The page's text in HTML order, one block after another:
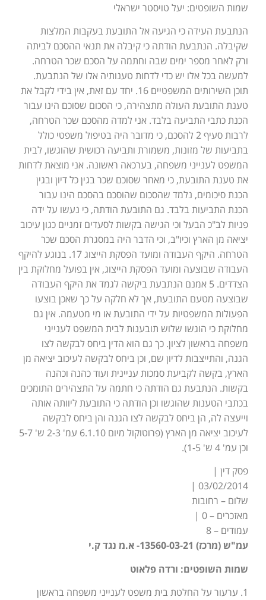
שמות השופטים: יעל טויסטר ישראלי
הנתבעת העידה כי הגיעה אל התובעת בעקבות המלצות
שקיבלה. הנתבעת הודתה כי קיבלה את תנאי ההסכם לביתה
ורק לאחר מספר ימים שבה וחתמה על הסכם שכר הטרחה.
למעשה בכל אלו יש כדי לדחות טענותיה אלו של הנתבעת.
תוכן השירותים המשפטיים 16. יחד עם זאת, אין בידי לקבל את
טענת התובעת העולה מתצהירה, כי הסכום שסוכם הינו עבור
הכנת כתבי התביעה בלבד. אני למדה מהסכם שכר הטרחה,
לרבות סעיף 2 להסכם, כי מדובר היה בטיפול משפטי כולל
בתביעות של מזונות, משמורת ותביעה רכושית שהוגשו, לבית
המשפט לענייני משפחה, בערכאה ראשונה. אני מוצאת לדחות
את טענת התובעת, כי מאחר שסוכם שכר בגין כל דיון ובגין
הכנת סיכומים, נלמד שהסכום שהוסכם בהסכם הינו עבור
הכנת התביעות בלבד. גם התובעת הודתה, כי נעשו על ידה
פניות לב"כ הבעל וכי הגישה בקשות לסעדים זמניים כגון עיכוב
יציאה מן הארץ וכיו"ב, וכי הדבר היה במסגרת הסכם שכר
הטרחה. היקף העבודה ומועד הפסקת הייצוג 17. בנוגע להיקף
העבודה שבוצעה ומועד הפסקת הייצוג, אין בפועל מחלוקת בין
הצדדים. 5 אמנם הנתבעת ביקשה לגמד את היקף העבודה
שבוצעה מטעם התובעת, אך לא חלקה על כך שאכן בוצעו
הפעולות המשפטיות על ידי התובעת או מי מטעמה. אין גם
מחלוקת כי הוגשו שלוש תובענות לבית המשפט לענייני
משפחה בראשון לציון. כך גם הוא הדין ביחס לבקשה לצו
הגנה, והתייצבות לדיון שם, וכן ביחס לבקשה לעיכוב יציאה מן
הארץ, בקשה לקביעת סמכות עניינית ועוד כהנה וכהנה
בקשות. הנתבעת גם הודתה כי חתמה על התצהירים התומכים
בכתבי הטענות שהוגשו וכן הודתה כי התובעת ליוותה אותה
וייעצה לה, הן ביחס לבקשה לצו הגנה והן ביחס לבקשה
לעיכוב יציאה מן הארץ (פרוטוקול מיום 6.1.10 עמ' 2-3 ש' 5-7
וכן עמ' 4 ש' 1-5).
פסק דין |
03/02/2014 |
שלום – רחובות
מאזכרים – 0 |
עמודים – 8
עמ"ש (מרכז) 13560-03-21- א.מ נגד ק.י
שמות השופטים: ורדה פלאוט
1. ערעור על החלטת בית משפט לענייני משפחה בראשון